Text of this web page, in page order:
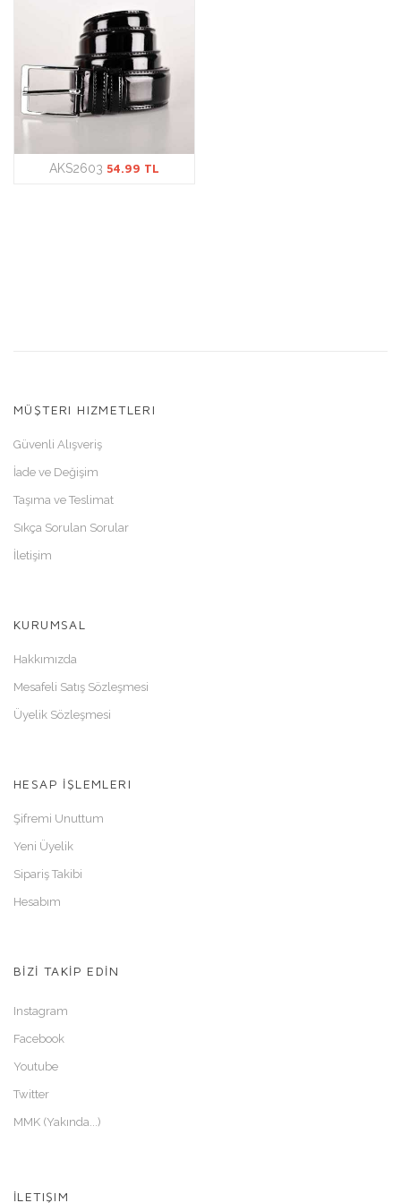
AKS2603 54.99 TL
MÜŞTERI HIZMETLERI
Güvenli Alışveriş
İade ve Değişim
Taşıma ve Teslimat
Sıkça Sorulan Sorular
İletişim
KURUMSAL
Hakkımızda
Mesafeli Satış Sözleşmesi
Üyelik Sözleşmesi
HESAP İŞLEMLERI
Şifremi Unuttum
Yeni Üyelik
Sipariş Takibi
Hesabım
BİZİ TAKİP EDİN
Instagram
Facebook
Youtube
Twitter
MMK (Yakında...)
İLETIŞIM